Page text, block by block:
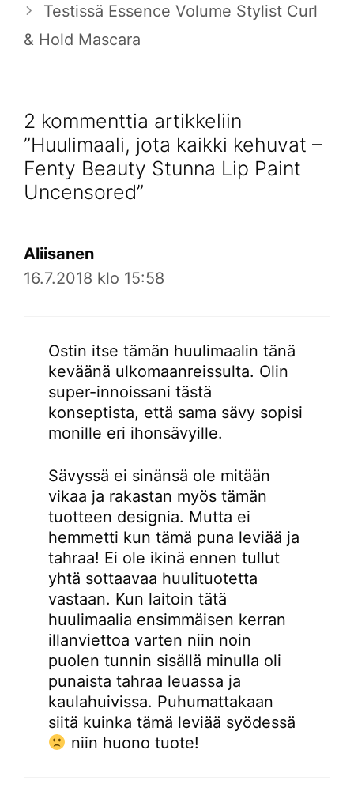
Testissä Essence Volume Stylist Curl
& Hold Mascara
2 kommenttia artikkeliin
”Huulimaali, jota kaikki kehuvat –
Fenty Beauty Stunna Lip Paint
Uncensored”
Aliisanen
16.7.2018 klo 15:58
Ostin itse tämän huulimaalin tänä
keväänä ulkomaanreissulta. Olin
super-innoissani tästä
konseptista, että sama sävy sopisi
monille eri ihonsävyille.
Sävyssä ei sinänsä ole mitään
vikaa ja rakastan myös tämän
tuotteen designia. Mutta ei
hemmetti kun tämä puna leviää ja
tahraa! Ei ole ikinä ennen tullut
yhtä sottaavaa huulituotetta
vastaan. Kun laitoin tätä
huulimaalia ensimmäisen kerran
illanviettoa varten niin noin
puolen tunnin sisällä minulla oli
punaista tahraa leuassa ja
kaulahuivissa. Puhumattakaan
siitä kuinka tämä leviää syödessä
niin huono tuote!